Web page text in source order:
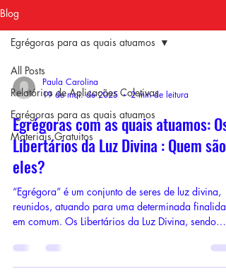
Blog
All Posts
Relatórios de Aplicações Coletivas
Egrégoras para as quais atuamos
Materiais Gratuitos
Egrégoras para as quais atuamos
Paula Carolina
19 de mai. de 2025
2 min de leitura
Egrégoras com as quais atuamos: Os
Libertários da Luz Divina : Quem são
eles?
“Egrégora” é um conjunto de seres de luz divina,
reunidos, atuando para uma determinada
em comum. Os Libertários da Luz Divina, sendo
que preza pela liberdade individual, é uma
egrégora formada por consciências que tiveram